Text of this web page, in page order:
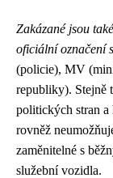
Zakázané jsou
oficiální označení
(policie), MV
republiky). Stejně
politických stran a
rovněž
zaměnitelné s
služební vozidla.